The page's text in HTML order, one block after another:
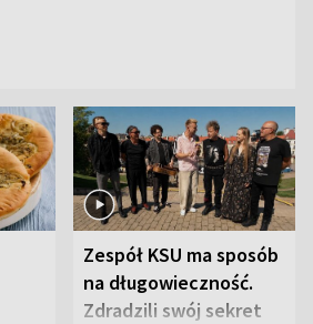
Zespół KSU ma sposób
na długowieczność.
Zdradzili swój sekret